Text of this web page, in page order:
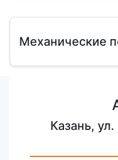
Механические
Казань, ул.